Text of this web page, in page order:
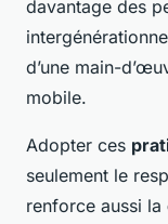
davantage des
d’une main-
mobile.
Adopter ces
seulement le
renforce aussi la